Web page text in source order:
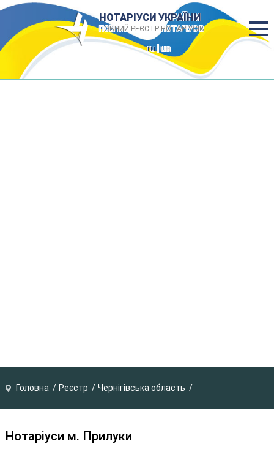
НОТАРІУСИ УКРАЇНИ
ПОВНИЙ РЕЄСТР НОТАРІУСІВ
ru| ua
Головна Реєстр Чернігівська область
Нотаріуси м. Прилуки